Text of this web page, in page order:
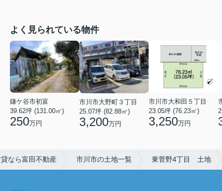
よく見られている物件
鎌ケ谷市初富
39.62坪 (131.00㎡)
250万円
市川市大野町３丁目
25.07坪 (82.88㎡)
3,200万円
市川市大和田５丁目
23.05坪 (76.23㎡)
3,250万円
なら富田不動産 市川市の土地一覧 東菅野4丁目 土地